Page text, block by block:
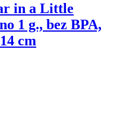
in a Little
1 g., bez BPA,
cm